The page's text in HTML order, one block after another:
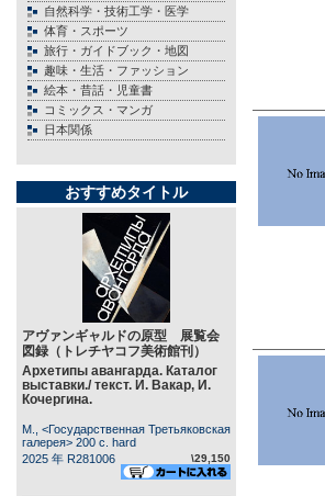
自然科学・技術工学・医学
体育・スポーツ
旅行・ガイドブック・地図
趣味・生活・ファッション
絵本・昔話・児童書
コミックス・マンガ
日本関係
おすすめタイトル
アヴァンギャルドの原型 展覧会
図録（トレチヤコフ美術館刊）
Архетипы авангарда. Каталог
выставки./ текст. И. Вакар, И.
Кочергина.
М., <Государственная Третьяковская
галерея> 200 c. hard
2025 年 R281006
\29,150